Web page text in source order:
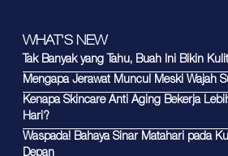
WHAT'S NEW
Tak Banyak yang Tahu, Buah Ini Bikin
Mengapa Jerawat Muncul Meski Wajah
Kenapa Skincare Anti Aging Bekerja
Hari?
Waspada! Bahaya Sinar Matahari pada
Depan